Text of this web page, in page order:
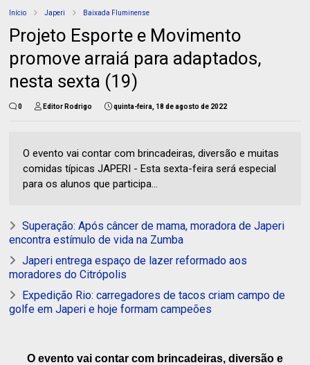
Início Japeri Baixada Fluminense
Projeto Esporte e Movimento
promove arraiá para adaptados,
nesta sexta (19)
0 Editor Rodrigo quinta-feira, 18 de agosto de 2022
O evento vai contar com brincadeiras, diversão e muitas
comidas típicas JAPERI - Esta sexta-feira será especial
para os alunos que participa...
Superação: Após câncer de mama, moradora de Japeri
encontra estímulo de vida na Zumba
Japeri entrega espaço de lazer reformado aos
moradores do Citrópolis
Expedição Rio: carregadores de tacos criam campo de
golfe em Japeri e hoje formam campeões
O evento vai contar com brincadeiras, diversão e